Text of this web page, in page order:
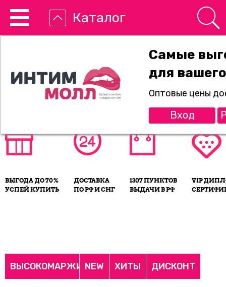
Каталог
8-800-775-89-65
ВЫГОДА ДО 70%
УСПЕЙ КУПИТЬ
ДОСТАВКА
ПО РФ И СНГ
1307 ПУНКТОВ
ВЫДАЧИ В РФ
VIP
ВЫСОКОМАРЖИНАЛЬНЫЕ
NEW ХИТЫ ДИСКОНТ
Самые
для
Оптовые цены
Вход